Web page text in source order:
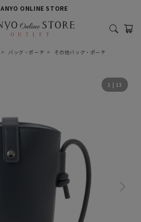
ONLINE STORE
バッグ・ポーチ
その他バッグ・ポーチ
1 | 13